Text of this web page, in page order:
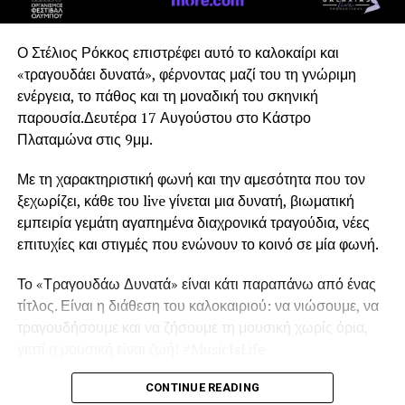
βιώσιμα, βιοβασισμένα υλικά. Ενσωματώνοντας την
επιστημονική γνώση σε πραγματικά συστήματα
διαχείρισης αποβλήτων, το SOWISE+ θα υποστηρίξει
το σύγχρονο μοντέλο κυκλικής αστικής-βιομηχανικής
συμβίωσης.
Το SOWISE+ θα δημιουργήσει την πρώτη στο είδος της
πολυλειτουργική βιοδιυλιστηριακή μονάδα, η οποία θα
μετατρέπει δύο ροές αποβλήτων σε υλικά υψηλής αξίας.
Τα χωριστά συλλεγόμενα αστικά απόβλητα (βιοαπόβλητα
και απορροφητικά προϊόντα υγιεινής, π.χ. πάνες,
σερβιέτες) θα μετατρέπονται σε πολυμερή (πλαστικό) και
κυτταρίνη.
Σε πλήρη κλίμακα, το έργο στοχεύει στην παραγωγή
Παράλληλα, η υποδομή για τα απορροφητικά προϊόντα
Ο Στέλιος Ρόκκος επιστρέφει αυτό το καλοκαίρι και
«τραγουδάει δυνατά», φέρνοντας μαζί του τη γνώριμη
ενέργεια, το πάθος και τη μοναδική του σκηνική
παρουσία.Δευτέρα 17 Αυγούστου στο Κάστρο
Πλαταμώνα στις 9μμ.
Με τη χαρακτηριστική φωνή και την αμεσότητα που τον
ξεχωρίζει, κάθε του live γίνεται μια δυνατή, βιωματική
εμπειρία γεμάτη αγαπημένα διαχρονικά τραγούδια, νέες
επιτυχίες και στιγμές που ενώνουν το κοινό σε μία φωνή.
Το «Τραγουδάω Δυνατά» είναι κάτι παραπάνω από ένας
τίτλος. Είναι η διάθεση του καλοκαιριού: να νιώσουμε, να
τραγουδήσουμε και να ζήσουμε τη μουσική χωρίς όρια,
Στο πλευρό του Στέλιου Ρόκκου η Έλενα Παναγιωτίδου.
CONTINUE READING